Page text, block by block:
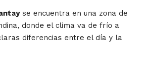
se encuentra en una zona de
donde el clima va de frío a
diferencias entre el día y la